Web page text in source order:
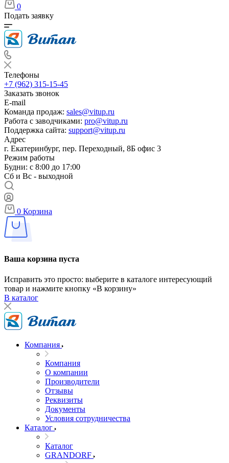
0
Подать заявку
Телефоны
+7 (962) 315-15-45
Заказать звонок
E-mail
Команда продаж: sales@vitup.ru
Работа с заводчиками: pro@vitup.ru
Поддержка сайта: support@vitup.ru
Адрес
г. Екатеринбург, пер. Переходный, 8Б офис 3
Режим работы
Будни: с 8:00 до 17:00
Сб и Вс - выходной
0 Корзина
Ваша корзина пуста
Исправить это просто: выберите в каталоге интересующий
товар и нажмите кнопку «В корзину»
В каталог
Компания
Компания
О компании
Производители
Отзывы
Реквизиты
Документы
Условия сотрудничества
Каталог
Каталог
GRANDORF